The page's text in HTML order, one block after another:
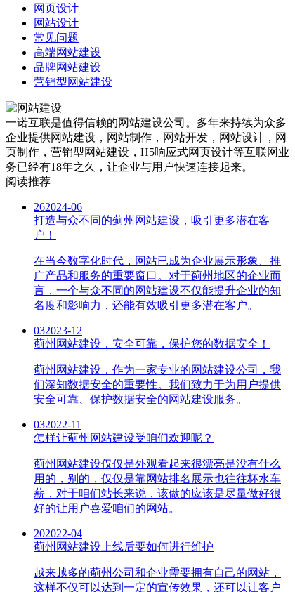
网页设计
网站设计
常见问题
高端网站建设
品牌网站建设
营销型网站建设
一诺互联是值得信赖的网站建设公司。多年来持续为众多
企业提供网站建设，网站制作，网站开发，网站设计，网
页制作，营销型网站建设，H5响应式网页设计等互联网业
务已经有18年之久，让企业与用户快速连接起来。
阅读推荐
262024-06
打造与众不同的蓟州网站建设，吸引更多潜在客
户！
在当今数字化时代，网站已成为企业展示形象、推
广产品和服务的重要窗口。对于蓟州地区的企业而
言，一个与众不同的网站建设不仅能提升企业的知
名度和影响力，还能有效吸引更多潜在客户。
032023-12
蓟州网站建设，安全可靠，保护您的数据安全！
蓟州网站建设，作为一家专业的网站建设公司，我
们深知数据安全的重要性。我们致力于为用户提供
安全可靠、保护数据安全的网站建设服务。
032022-11
怎样让蓟州网站建设受咱们欢迎呢？
蓟州网站建设仅仅是外观看起来很漂亮是没有什么
用的，别的，仅仅是靠网站排名展示也往往杯水车
薪，对于咱们站长来说，该做的应该是尽量做好很
好的让用户喜爱咱们的网站。
202022-04
蓟州网站建设上线后要如何进行维护
越来越多的蓟州公司和企业需要拥有自己的网站，
这样不仅可以达到一定的宣传效果，还可以让客户